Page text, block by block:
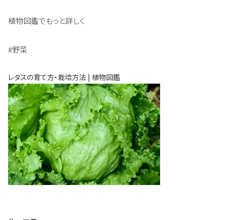
植物図鑑でもっと詳しく
#野菜
レタスの育て方・栽培方法 | 植物図鑑